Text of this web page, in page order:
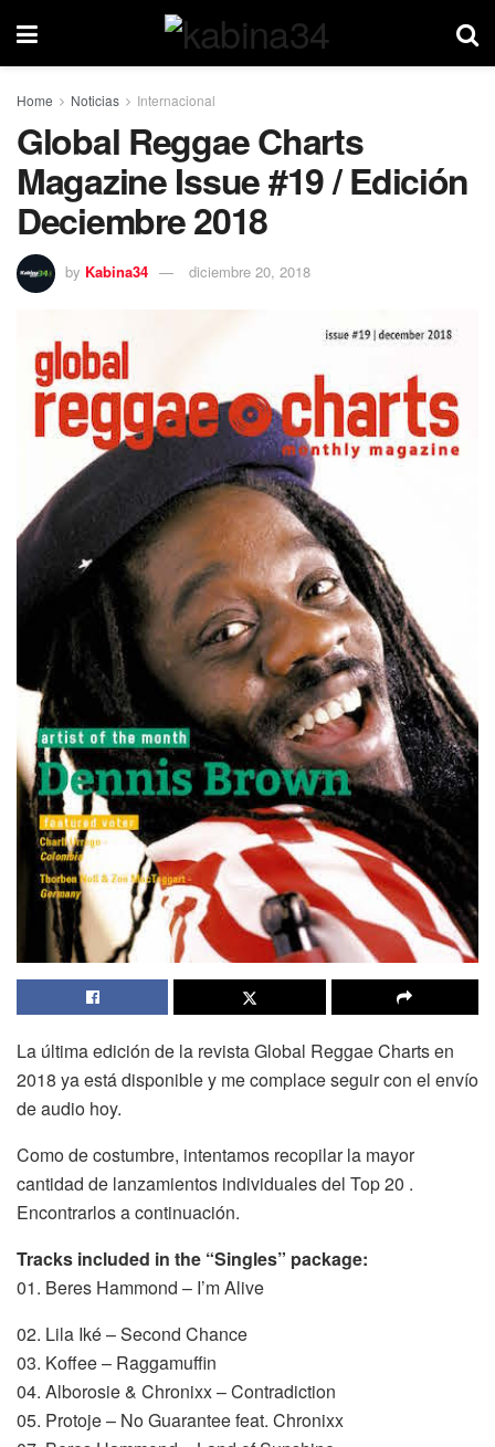
Home Noticias Internacional
Global Reggae Charts
Magazine Issue #19 / Edición
Deciembre 2018
by Kabina34 diciembre 20, 2018
La última edición de la revista Global Reggae Charts en
2018 ya está disponible y me complace seguir con el envío
de audio hoy.
Como de costumbre, intentamos recopilar la mayor
cantidad de lanzamientos individuales del Top 20 .
Encontrarlos a continuación.
Tracks included in the “Singles” package:
01. Beres Hammond – I’m Alive
02. Lila Iké – Second Chance
03. Koffee – Raggamuffin
04. Alborosie & Chronixx – Contradiction
05. Protoje – No Guarantee feat. Chronixx